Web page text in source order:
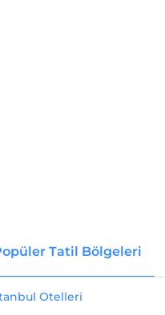
Tatil Bölgeleri
Otelleri